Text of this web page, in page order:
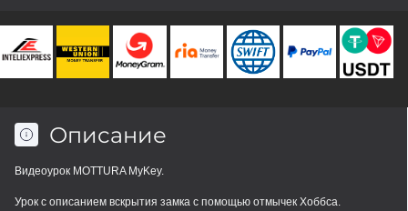
Описание
Видеоурок МOTTURA MyKey.
Урок с описанием вскрытия замка с помощью отмычек Хоббса.